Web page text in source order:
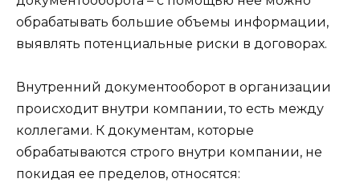
обрабатывать большие объемы информации,
выявлять потенциальные риски в договорах.
Внутренний документооборот в организации
происходит внутри компании, то есть между
коллегами. К документам, которые
обрабатываются строго внутри компании, не
покидая ее пределов, относятся: